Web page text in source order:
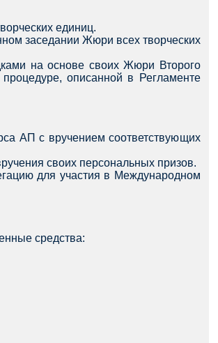
единиц.
заседании Жюри всех творческих
на основе своих Жюри Второго
описанной в Регламенте
АП с вручением соответствующих
своих персональных призов.
для участия в Международном
средства: